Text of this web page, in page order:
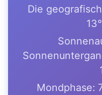
Die
Mondphase: